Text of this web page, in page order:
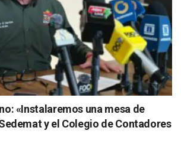
«Instalaremos una mesa de
y el Colegio de Contadores